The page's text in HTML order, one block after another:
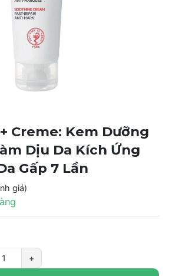
Creme: Kem Dưỡng
Dịu Da Kích Ứng
Gấp 7 Lần
giá)
+